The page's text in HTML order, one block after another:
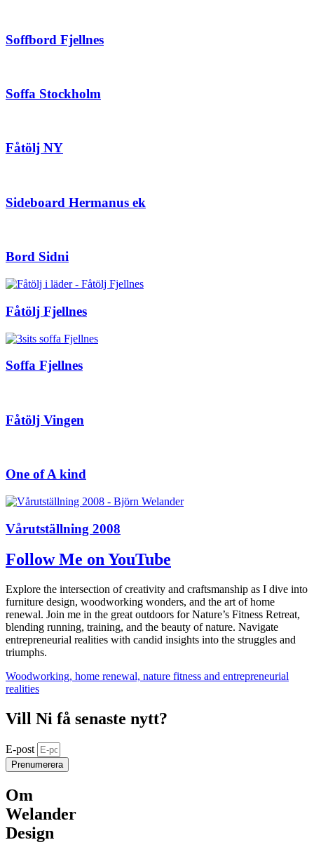
Soffbord Fjellnes
Soffa Stockholm
Fåtölj NY
Sideboard Hermanus ek
Bord Sidni
Fåtölj Fjellnes
Soffa Fjellnes
Fåtölj Vingen
One of A kind
Vårutställning 2008
Follow Me on YouTube
Explore the intersection of creativity and craftsmanship as I dive into
furniture design, woodworking wonders, and the art of home
renewal. Join me in the great outdoors for Nature’s Fitness Retreat,
blending running, training, and the beauty of nature. Navigate
entrepreneurial realities with candid insights into the struggles and
triumphs.
Woodworking, home renewal, nature fitness and entrepreneurial
realities
Vill Ni få senaste nytt?
E-post
Prenumerera
Om
Welander
Design